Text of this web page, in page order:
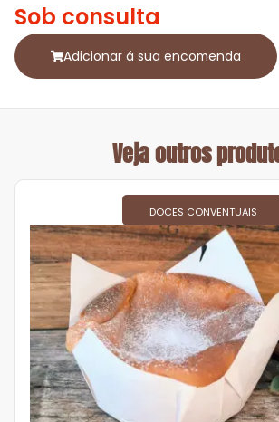
Sob consulta
Adicionar á sua encomenda
Veja outros
DOCES CONVENTUAIS